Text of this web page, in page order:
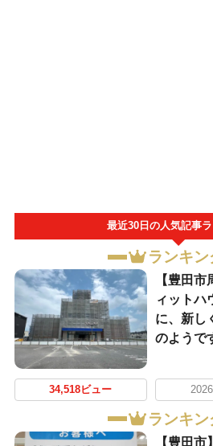
最近30日の人気記事
ランキン
【豊田
ィットハ
に、新し
のようで
34,518ビュー
ランキン
【豊田